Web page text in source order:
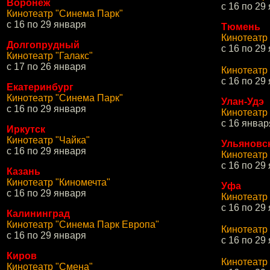
Воронеж
Кинотеатр "Синема Парк"
с 16 по 29 января
Долгопрудный
Кинотеатр "Галакс"
с 17 по 26 января
Екатеринбург
Кинотеатр "Синема Парк"
с 16 по 29 января
Иркутск
Кинотеатр "Чайка"
с 16 по 29 января
Казань
Кинотеатр "Киномечта"
с 16 по 29 января
Калининград
Кинотеатр "Синема Парк Европа"
с 16 по 29 января
Киров
Кинотеатр "Смена"
с 16 по 29
Тюмень
с 16 по 29
с 16 по 29
Улан-Удэ
с 16
с 16 по 29
Уфа
с 16 по 29
с 16 по 29